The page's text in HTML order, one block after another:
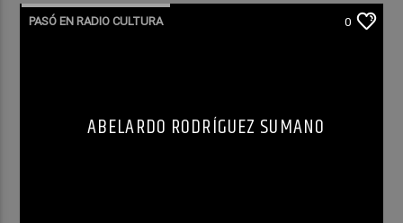
PASÓ EN RADIO CULTURA 0
ABELARDO RODRÍGUEZ SUMANO